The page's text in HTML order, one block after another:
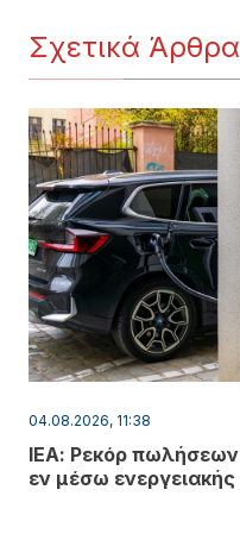
Σχετικά Άρθρα
04.08.2026, 11:38
ΙΕΑ: Ρεκόρ
εν μέσω ενεργειακής